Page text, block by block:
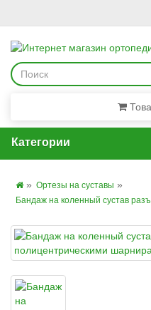
Категории
Ортезы на суставы
Бандаж на коленный сустав